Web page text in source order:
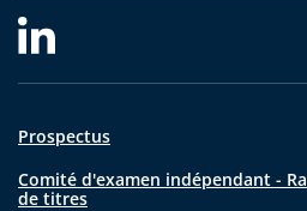
Prospectus
Comité d'examen indépendant -
de titres